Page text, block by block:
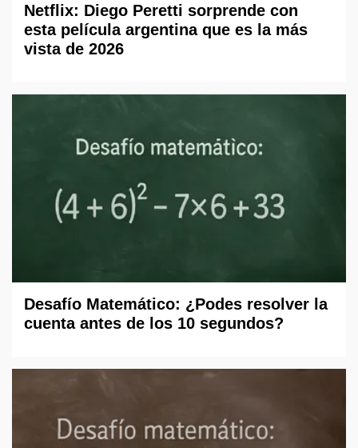
Netflix: Diego Peretti sorprende con
esta película argentina que es la más
vista de 2026
Desafío Matemático: ¿Podes resolver la
cuenta antes de los 10 segundos?